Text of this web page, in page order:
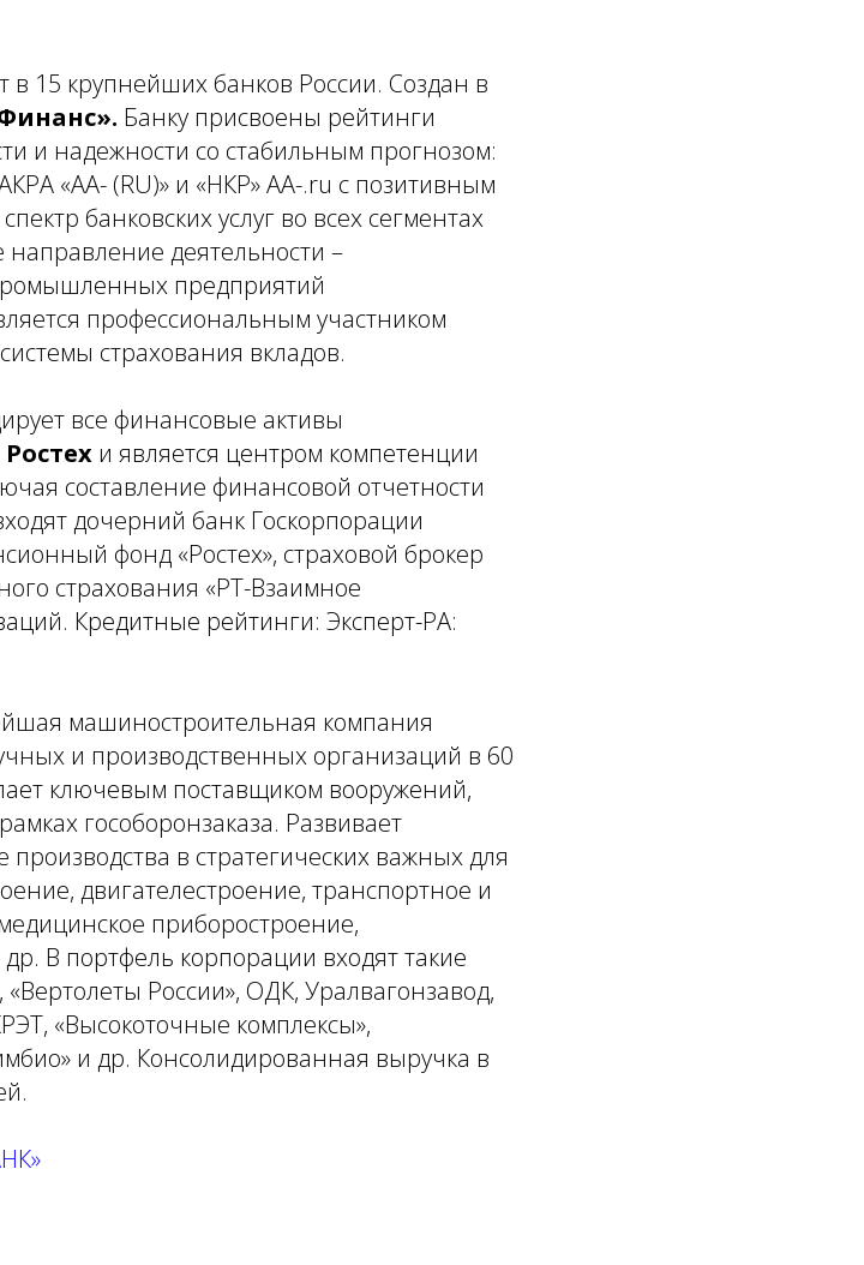
в 15 крупнейших банков России. Создан в
Банку присвоены рейтинги
и надежности со стабильным прогнозом:
«АА- (RU)» и «НКР» АА-.ru с позитивным
банковских услуг во всех сегментах
деятельности –
предприятий
профессиональным участником
страхования вкладов.
все финансовые активы
и является центром компетенции
составление финансовой отчетности
дочерний банк Госкорпорации
фонд «Ростех», страховой брокер
страхования «РТ-Взаимное
Кредитные рейтинги: Эксперт-РА:
машиностроительная компания
и производственных организаций в 60
ключевым поставщиком вооружений,
гособоронзаказа. Развивает
в стратегических важных для
двигателестроение, транспортное и
приборостроение,
В портфель корпорации входят такие
России», ОДК, Уралвагонзавод,
«Высокоточные комплексы»,
и др. Консолидированная выручка в